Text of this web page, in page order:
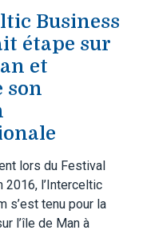
Business
étape sur
et
son
lors du Festival
2016, l’Interceltic
s’est tenu pour la
l’île de Man à